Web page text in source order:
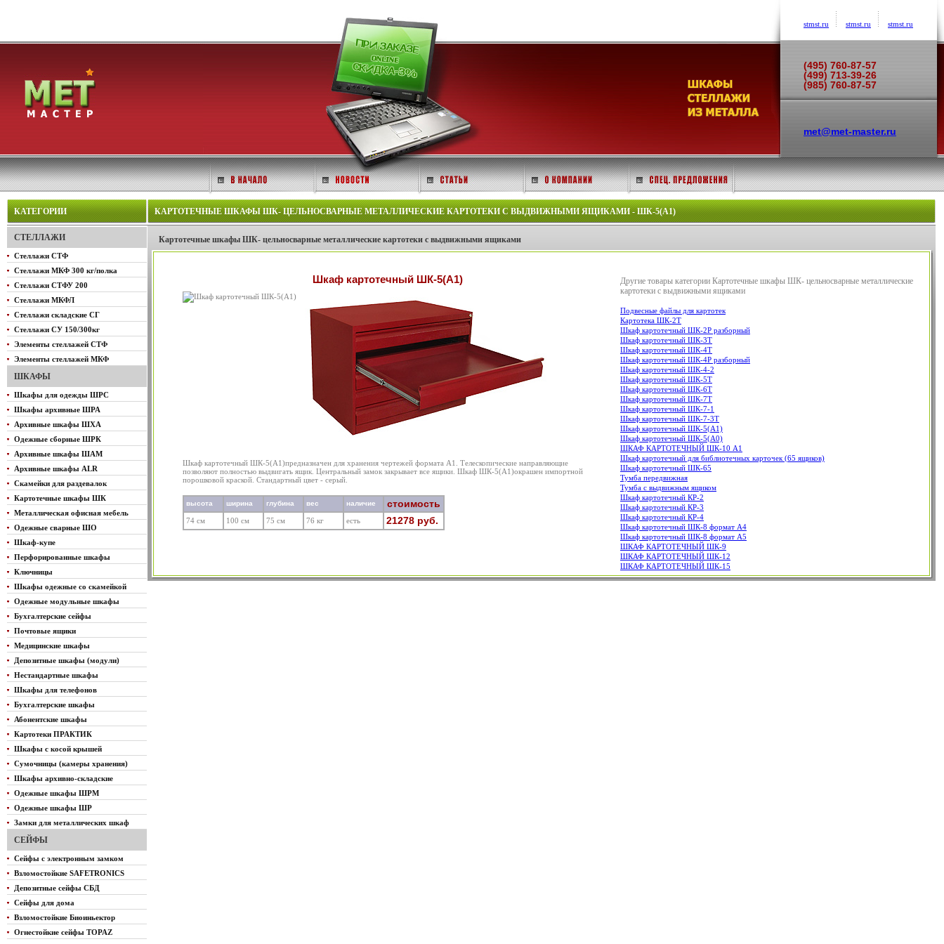
stmst.ru stmst.ru stmst.ru
(495) 760-87-57
(499) 713-39-26
(985) 760-87-57
met@met-master.ru
КАТЕГОРИИ
СТЕЛЛАЖИ
Стеллажи СТФ
Стеллажи МКФ 300 кг/полка
Стеллажи СТФУ 200
Стеллажи МКФЛ
Стеллажи складские СГ
Стеллажи СУ 150/300кг
Элементы стеллажей СТФ
Элементы стеллажей МКФ
ШКАФЫ
Шкафы для одежды ШРС
Шкафы архивные ШРА
Архивные шкафы ШХА
Одежные сборные ШРК
Архивные шкафы ШАМ
Архивные шкафы ALR
Скамейки для раздевалок
Картотечные шкафы ШК
Металлическая офисная мебель
Одежные сварные ШО
Шкаф-купе
Перфорированные шкафы
Ключницы
Шкафы одежные со скамейкой
Одежные модульные шкафы
Бухгалтерские сейфы
Почтовые ящики
Медицинские шкафы
Депозитные шкафы (модули)
Нестандартные шкафы
Шкафы для телефонов
Бухгалтерские шкафы
Абонентские шкафы
Картотеки ПРАКТИК
Шкафы с косой крышей
Сумочницы (камеры хранения)
Шкафы архивно-складские
Одежные шкафы ШРМ
Одежные шкафы ШР
Замки для металлических шкаф
СЕЙФЫ
Сейфы с электронным замком
Взломостойкие SAFETRONICS
Депозитные сейфы СБД
Сейфы для дома
Взломостойкие Биоиньектор
Огнестойкие сейфы TOPAZ
КАРТОТЕЧНЫЕ ШКАФЫ ШК- ЦЕЛЬНОСВАРНЫЕ МЕТАЛЛИЧЕСКИЕ КАРТОТЕКИ С ВЫДВИЖНЫМИ ЯЩИКАМИ - ШК-5(A1)
Картотечные шкафы ШК- цельносварные металлические картотеки с выдвижными ящиками
Шкаф картотечный ШК-5(A1)
Шкаф картотечный ШК-5(A1)предназначен для хранения чертежей формата А1. Телескопические направляющие
позволяют полностью выдвигать ящик. Центральный замок закрывает все ящики. Шкаф ШК-5(A1)окрашен импортной
порошковой краской. Стандартный цвет - серый.
высота ширина глубина вес наличие стоимость
74 см 100 см 75 см 76 кг есть 21278 руб.
Другие товары категории Картотечные шкафы ШК- цельносварные металлические
картотеки с выдвижными ящиками
Подвесные файлы для картотек
Картотека ШК-2Т
Шкаф картотечный ШК-2Р разборный
Шкаф картотечный ШК-3Т
Шкаф картотечный ШК-4Т
Шкаф картотечный ШК-4Р разборный
Шкаф картотечный ШК-4-2
Шкаф картотечный ШК-5Т
Шкаф картотечный ШК-6Т
Шкаф картотечный ШК-7Т
Шкаф картотечный ШК-7-1
Шкаф картотечный ШК-7-3Т
Шкаф картотечный ШК-5(A1)
Шкаф картотечный ШК-5(A0)
ШКАФ КАРТОТЕЧНЫЙ ШК-10 А1
Шкаф картотечный для библиотечных карточек (65 ящиков)
Шкаф картотечный ШК-65
Тумба передвижная
Тумба с выдвижным ящиком
Шкаф картотечный КР-2
Шкаф картотечный КР-3
Шкаф картотечный КР-4
Шкаф картотечный ШК-8 формат А4
Шкаф картотечный ШК-8 формат А5
ШКАФ КАРТОТЕЧНЫЙ ШК-9
ШКАФ КАРТОТЕЧНЫЙ ШК-12
ШКАФ КАРТОТЕЧНЫЙ ШК-15